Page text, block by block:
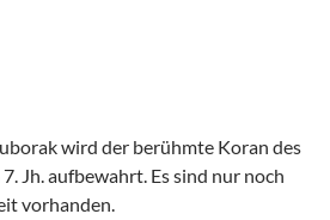
wird der berühmte Koran des
Jh. aufbewahrt. Es sind nur noch
vorhanden.